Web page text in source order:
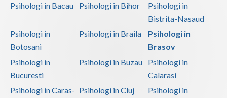
Psihologi in Bacau
Psihologi in Bihor
Psihologi in
Bistrita-Nasaud
Psihologi in
Botosani
Psihologi in Braila
Psihologi in
Brasov
Psihologi in
Bucuresti
Psihologi in Buzau
Psihologi in
Calarasi
Psihologi in Caras- Psihologi in Cluj
Psihologi in